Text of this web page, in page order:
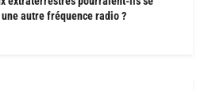
autre fréquence radio ?